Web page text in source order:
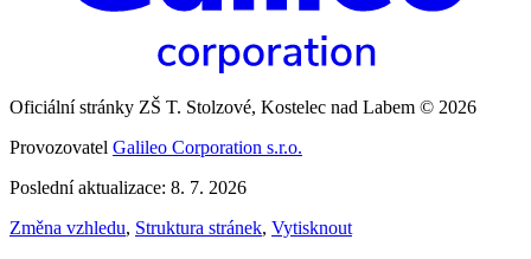
Oficiální stránky ZŠ T. Stolzové, Kostelec nad Labem © 2026
Provozovatel Galileo Corporation s.r.o.
Poslední aktualizace: 8. 7. 2026
Změna vzhledu, Struktura stránek, Vytisknout